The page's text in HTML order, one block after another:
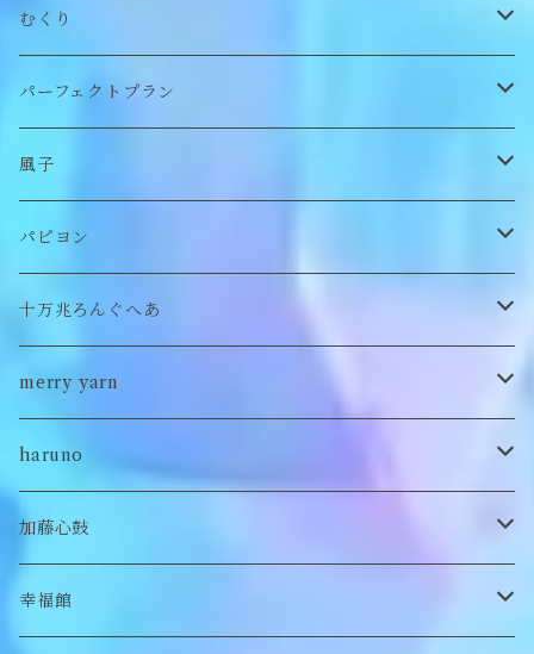
帽子
スヌード
チョーカー/ネックレス
バッグ
バブーシュカ
ポンチョ
アウター
付け襟
bag/巾着
パンツ
ヘアアクセサリー
雑貨
キッズ
財布
ポーチ
bag/巾着
ピアス/イヤリング
イヤカフ
チョーカー
ヘアバレッタ
付け襟
カードケース
むくり
リング
ピアス/イヤリング
ブローチ
刺繍キャップ
ロンT
Tシャツ
キーホルダー
ぬいぐるみ
パーフェクトプラン
ワンピース
トップス
アウター
パンツ
スカート
シューズ/サンダル
セットアップ
風子
ぬいぐるみ
刺繍ポーチ
ブローチ
パピヨン
ぬいぐるみ
ぬいぐるみブローチ
ぬいぐるみリング
ぬいぐるみ鏡
ぬいぐるみキーホルダー
十万兆ろんぐへあ
ブローチ
マフラー
merry yarn
帽子
haruno
ヘアゴム
靴下
加藤心鼓
ロンT
幸福館